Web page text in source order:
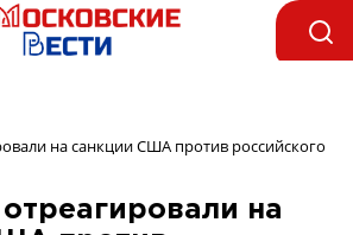
на санкции США против российского
на